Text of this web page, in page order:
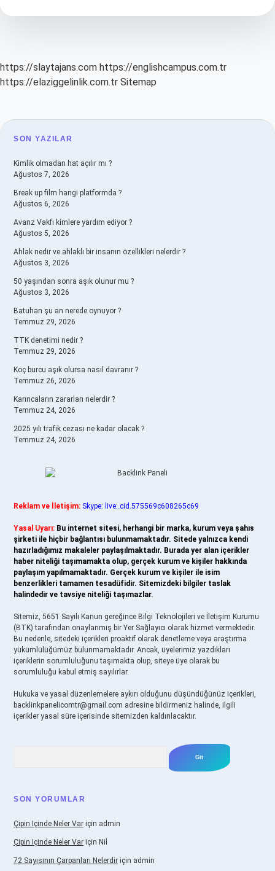
https://slaytajans.com https://englishcampus.com.tr
https://elaziggelinlik.com.tr Sitemap
SIDEBAR
SON YAZILAR
Kimlik olmadan hat açılır mı ?
Ağustos 7, 2026
Break up film hangi platformda ?
Ağustos 6, 2026
Avarız Vakfı kimlere yardım ediyor ?
Ağustos 5, 2026
Ahlak nedir ve ahlaklı bir insanın özellikleri nelerdir ?
Ağustos 3, 2026
50 yaşından sonra aşık olunur mu ?
Ağustos 3, 2026
Batuhan şu an nerede oynuyor ?
Temmuz 29, 2026
TTK denetimi nedir ?
Temmuz 29, 2026
Koç burcu aşık olursa nasıl davranır ?
Temmuz 26, 2026
Karıncaların zararları nelerdir ?
Temmuz 24, 2026
2025 yılı trafik cezası ne kadar olacak ?
Temmuz 24, 2026
Reklam ve İletişim: Skype: live:.cid.575569c608265c69
Yasal Uyarı: Bu internet sitesi, herhangi bir marka, kurum veya şahıs
şirketi ile hiçbir bağlantısı bulunmamaktadır. Sitede yalnızca kendi
hazırladığımız makaleler paylaşılmaktadır. Burada yer alan içerikler
haber niteliği taşımamakta olup, gerçek kurum ve kişiler hakkında
paylaşım yapılmamaktadır. Gerçek kurum ve kişiler ile isim
benzerlikleri tamamen tesadüfidir. Sitemizdeki bilgiler taslak
halindedir ve tavsiye niteliği taşımazlar.
Sitemiz, 5651 Sayılı Kanun gereğince Bilgi Teknolojileri ve İletişim Kurumu
(BTK) tarafından onaylanmış bir Yer Sağlayıcı olarak hizmet vermektedir.
Bu nedenle, sitedeki içerikleri proaktif olarak denetleme veya araştırma
yükümlülüğümüz bulunmamaktadır. Ancak, üyelerimiz yazdıkları
içeriklerin sorumluluğunu taşımakta olup, siteye üye olarak bu
sorumluluğu kabul etmiş sayılırlar.
Hukuka ve yasal düzenlemelere aykırı olduğunu düşündüğünüz içerikleri,
backlinkpanelicomtr@gmail.com adresine bildirmeniz halinde, ilgili
içerikler yasal süre içerisinde sitemizden kaldırılacaktır.
SON YORUMLAR
Çipin Içinde Neler Var için admin
Çipin Içinde Neler Var için Nil
72 Sayısının Çarpanları Nelerdir için admin